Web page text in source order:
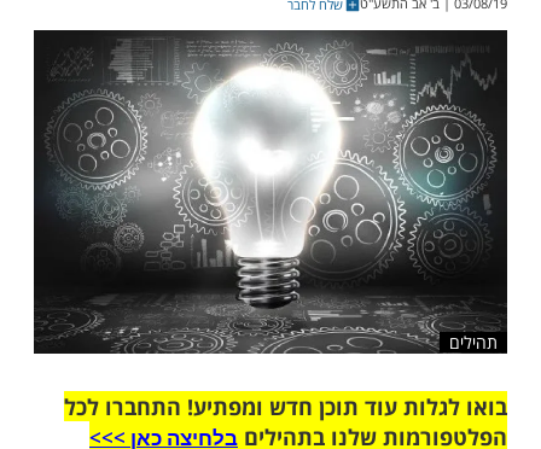
מה שנגזר על יוסף להשאר עוד שנתיים ימים
רק מחמת שתלה את בטחונו בשר המשקים
שלח לחבר